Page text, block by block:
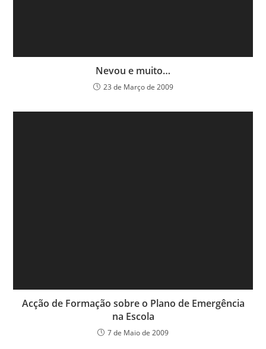
Nevou e muito…
23 de Março de 2009
Acção de Formação sobre o Plano de Emergência
na Escola
7 de Maio de 2009